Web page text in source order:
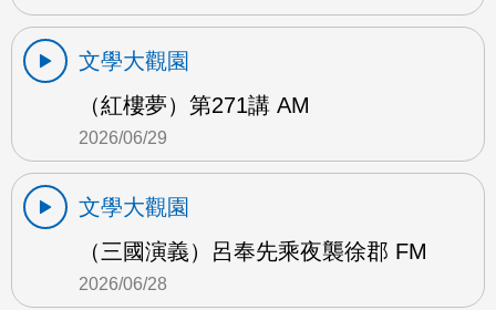
文學大觀園
（紅樓夢）第271講 AM
2026/06/29
文學大觀園
（三國演義）呂奉先乘夜襲徐郡 FM
2026/06/28